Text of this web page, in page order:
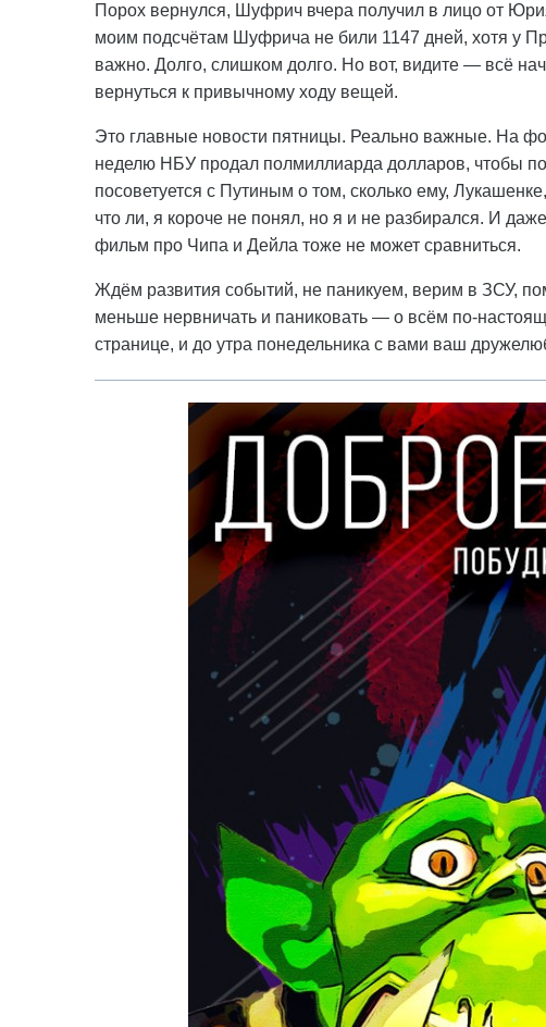
Порох вернулся, Шуфрич вчера получил в лицо от
моим подсчётам Шуфрича не били 1147 дней, хотя у
важно. Долго, слишком долго. Но вот, видите — всё
вернуться к привычному ходу вещей.
Это главные новости пятницы. Реально важные. На
неделю НБУ продал полмиллиарда долларов, чтобы
посоветуется с Путиным о том, сколько ему,
что ли, я короче не понял, но я и не разбирался. И
фильм про Чипа и Дейла тоже не может сравниться.
Ждём развития событий, не паникуем, верим в ЗСУ,
меньше нервничать и паниковать — о всём по-
странице, и до утра понедельника с вами ваш